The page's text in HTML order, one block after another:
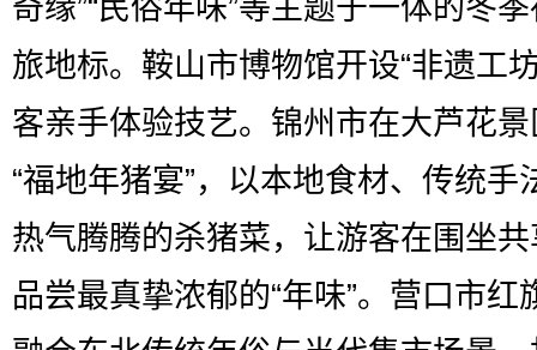
奇缘”“民俗年味”等主题于一体的冬
旅地标。鞍山市博物馆开设“非遗工
客亲手体验技艺。锦州市在大芦花
“福地年猪宴”，以本地食材、传统手
热气腾腾的杀猪菜，让游客在围坐
品尝最真挚浓郁的“年味”。营口市红